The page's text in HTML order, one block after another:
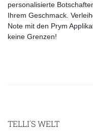
personalisierte
Ihrem Geschmack.
Note mit den Prym
keine Grenzen!
TELLI´S WELT